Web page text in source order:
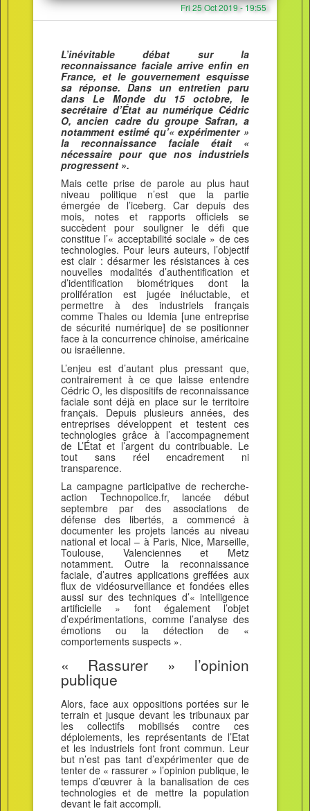
Fri 25 Oct 2019 - 19:55
L’inévitable débat sur la
reconnaissance faciale arrive enfin en
France, et le gouvernement esquisse
sa réponse. Dans un entretien paru
dans Le Monde du 15 octobre, le
secrétaire d’État au numérique Cédric
O, ancien cadre du groupe Safran, a
notamment estimé qu’« expérimenter »
la reconnaissance faciale était «
nécessaire pour que nos industriels
progressent ».
Mais cette prise de parole au plus haut
niveau politique n’est que la partie
émergée de l’iceberg. Car depuis des
mois, notes et rapports officiels se
succèdent pour souligner le défi que
constitue l’« acceptabilité sociale » de ces
technologies. Pour leurs auteurs, l’objectif
est clair : désarmer les résistances à ces
nouvelles modalités d’authentification et
d’identification biométriques dont la
prolifération est jugée inéluctable, et
permettre à des industriels français
comme Thales ou Idemia [une entreprise
de sécurité numérique] de se positionner
face à la concurrence chinoise, américaine
ou israélienne.
L’enjeu est d’autant plus pressant que,
contrairement à ce que laisse entendre
Cédric O, les dispositifs de reconnaissance
faciale sont déjà en place sur le territoire
français. Depuis plusieurs années, des
entreprises développent et testent ces
technologies grâce à l’accompagnement
de L’État et l’argent du contribuable. Le
tout sans réel encadrement ni
transparence.
La campagne participative de recherche-
action Technopolice.fr, lancée début
septembre par des associations de
défense des libertés, a commencé à
documenter les projets lancés au niveau
national et local – à Paris, Nice, Marseille,
Toulouse, Valenciennes et Metz
notamment. Outre la reconnaissance
faciale, d’autres applications greffées aux
flux de vidéosurveillance et fondées elles
aussi sur des techniques d’« intelligence
artificielle » font également l’objet
d’expérimentations, comme l’analyse des
émotions ou la détection de «
comportements suspects ».
« Rassurer » l’opinion
publique
Alors, face aux oppositions portées sur le
terrain et jusque devant les tribunaux par
les collectifs mobilisés contre ces
déploiements, les représentants de l’Etat
et les industriels font front commun. Leur
but n’est pas tant d’expérimenter que de
tenter de « rassurer » l’opinion publique, le
temps d’œuvrer à la banalisation de ces
technologies et de mettre la population
devant le fait accompli.